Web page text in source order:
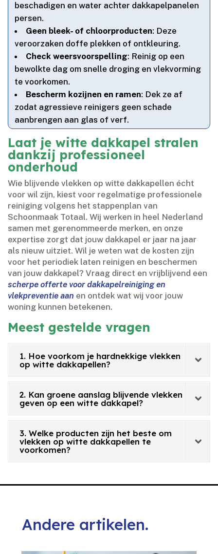
beschadigen en water achter dakkapelpanelen
persen.​
Geen bleek- of chloorproducten: Deze
veroorzaken doffe plekken of ontkleuring.​
Check weersvoorspelling: Reinig op een
bewolkte dag om snelle droging en vlekvorming
te voorkomen.​
Bescherm kozijnen en ramen: Dek ze af
zodat agressieve reinigers geen schade
aanbrengen aan glas of verf.​
Laat je witte dakkapel stralen
dankzij professioneel
onderhoud
Wie blijvende vlekken op witte dakkapellen écht
voor wil zijn, kiest voor regelmatige professionele
reiniging volgens het stappenplan van
Schoonmaak Totaal.​ Wij werken in heel Nederland
samen met gerenommeerde merken, en onze
expertise zorgt dat jouw dakkapel er jaar na jaar
als nieuw uitziet.​ Wil je weten wat de kosten zijn
voor het periodiek laten reinigen en beschermen
van jouw dakkapel? Vraag direct en vrijblijvend een
scherpe offerte voor dakkapelreiniging en
vlekpreventie aan en ontdek wat wij voor jouw
woning kunnen betekenen.​
Meest gestelde vragen
1. Hoe voorkom je hardnekkige vlekken
op witte dakkapellen?
2. Kan groene aanslag blijvende vlekken
geven op een witte dakkapel?
3. Welke producten zijn het beste om
vlekken op witte dakkapellen te
voorkomen?
Andere artikelen.